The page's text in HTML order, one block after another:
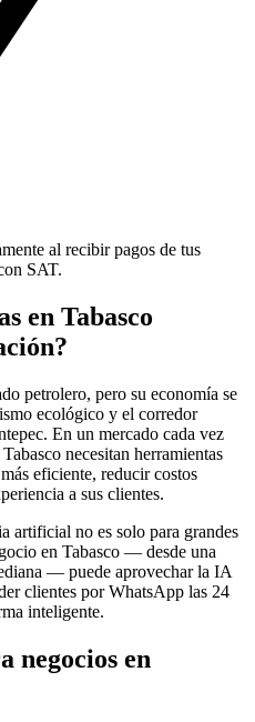
al recibir pagos de tus
SAT.
en Tabasco
petrolero, pero su economía se
ecológico y el corredor
En un mercado cada vez
necesitan herramientas
eficiente, reducir costos
a sus clientes.
artificial no es solo para grandes
en Tabasco — desde una
— puede aprovechar la IA
clientes por WhatsApp las 24
inteligente.
negocios en